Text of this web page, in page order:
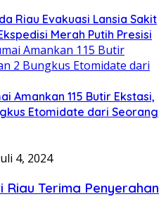
Riau Evakuasi Lansia Sakit
Merah Putih Presisi
Amankan 115 Butir Ekstasi,
Etomidate dari Seorang
4, 2024
Terima Penyerahan